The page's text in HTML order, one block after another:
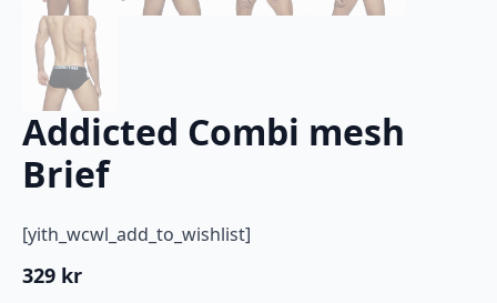
Addicted Combi mesh
Brief
[yith_wcwl_add_to_wishlist]
329 kr